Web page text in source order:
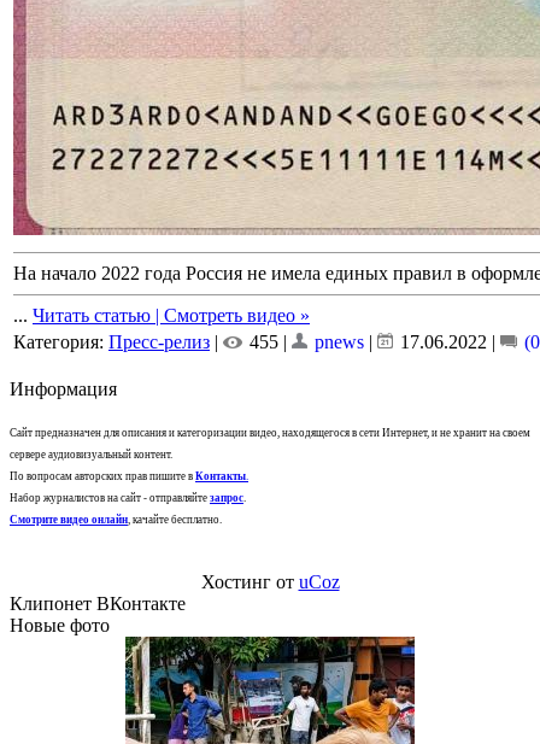
На начало 2022 года Россия не имела единых правил в
... Читать статью | Смотреть видео »
Категория: Пресс-релиз | 455 | pnews | 17.06.2022 |
Информация
Сайт предназначен для описания и категоризации видео, находящегося в сети Интернет, и не хранит на своем
сервере аудиовизуальный контент.
По вопросам авторских прав пишите в Контакты.
Набор журналистов на сайт - отправляйте запрос.
Смотрите видео онлайн, качайте бесплатно.
Хостинг от uCoz
Клипонет ВКонтакте
Новые фото